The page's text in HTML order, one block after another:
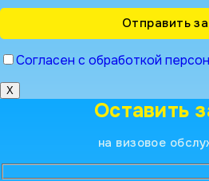
Согласен с обработкой
X
Оставить
на визовое